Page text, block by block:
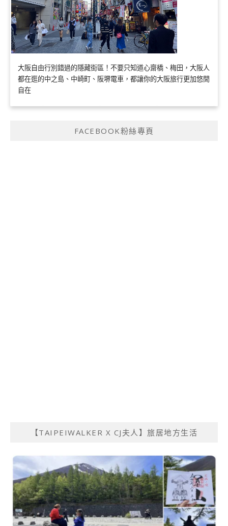
大阪自由行別錯過的隱藏街區！不要只知道心齋橋、梅田，大阪人
都在逛的中之島、中崎町、阪堺電車，都讓你的大阪旅行更加悠閒
自在
FACEBOOK粉絲專頁
【TAIPEIWALKER X CJ夫人】旅居地方生活